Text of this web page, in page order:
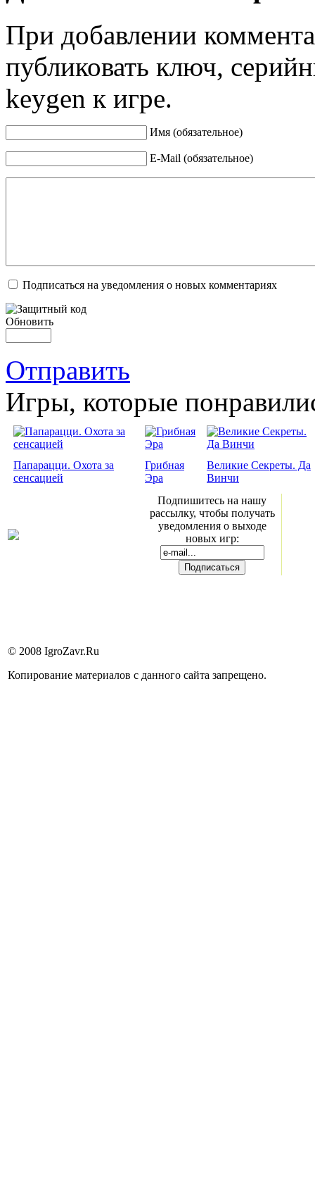
При добавлении
публиковать ключ,
keygen к игре.
Имя (обязательное)
E-Mail (обязательное)
Подписаться на уведомления о новых комментариях
Обновить
Отправить
Игры, которые
Папарацци. Охота за
сенсацией
Грибная
Эра
Великие Секреты. Да
Винчи
Подпишитесь на нашу
рассылку, чтобы получать
уведомления о выходе
новых игр:
© 2008 IgroZavr.Ru
Копирование материалов с данного сайта запрещено.